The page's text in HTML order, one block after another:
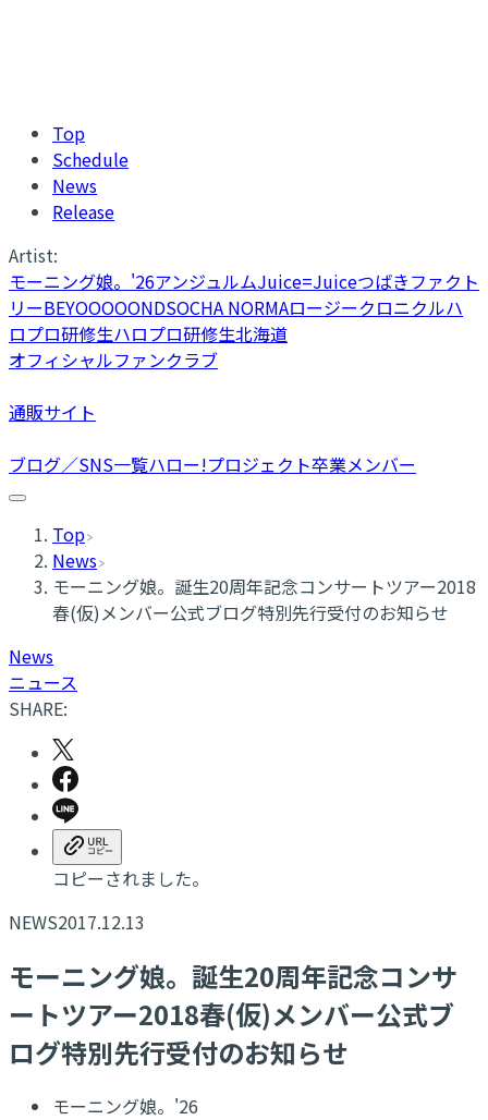
Top
Schedule
News
Release
Artist:
モーニング娘。'26アンジュルムJuice=Juiceつばきファクト
リーBEYOOOOONDSOCHA NORMAロージークロニクルハ
ロプロ研修生ハロプロ研修生北海道
オフィシャルファンクラブ
通販サイト
ブログ／SNS一覧ハロー!プロジェクト卒業メンバー
Top
News
モーニング娘。誕生20周年記念コンサートツアー2018
春(仮)メンバー公式ブログ特別先行受付のお知らせ
News
ニュース
SHARE:
コピーされました。
NEWS2017.12.13
モーニング娘。誕生20周年記念コンサ
ートツアー2018春(仮)メンバー公式ブ
ログ特別先行受付のお知らせ
モーニング娘。'26